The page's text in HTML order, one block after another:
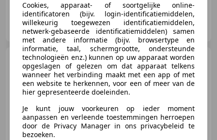
Autohandel Voorst
NL-8042 PG ZWOLLE
Mazda 2 1.3 TS Airco
(APK:Nieuw) Incl.Garantie
€ 5.945
Cookies, apparaat- of soortgelijke online-
identificatoren (bijv. login-identificatiemiddelen,
willekeurig toegewezen identificatiemiddelen,
netwerk-gebaseerde identificatiemiddelen) samen
met andere informatie (bijv. browsertype en
informatie, taal, schermgrootte, ondersteunde
technologieën enz.) kunnen op uw apparaat worden
opgeslagen of gelezen om dat apparaat telkens
wanneer het verbinding maakt met een app of met
een website te herkennen, voor een of meer van de
hier gepresenteerde doeleinden.
Je kunt jouw voorkeuren op ieder moment
aanpassen en verleende toestemmingen herroepen
door de Privacy Manager in ons privacybeleid te
bezoeken.